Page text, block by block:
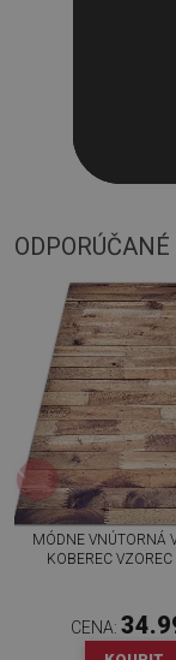
MÓDNE VNÚTORNÁ
KOBEREC VZOREC
CENA: